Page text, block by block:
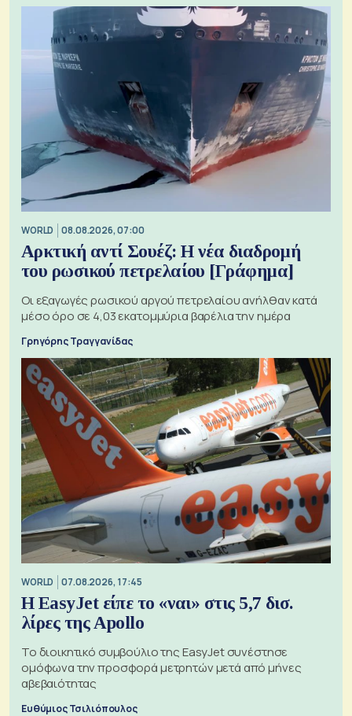
WORLD 08.08.2026, 07:00
Αρκτική αντί Σουέζ: Η νέα διαδρομή
του ρωσικού πετρελαίου [Γράφημα]
Οι εξαγωγές ρωσικού αργού πετρελαίου ανήλθαν κατά
μέσο όρο σε 4,03 εκατομμύρια βαρέλια την ημέρα
Γρηγόρης Τραγγανίδας
WORLD 07.08.2026, 17:45
Η EasyJet είπε το «ναι» στις 5,7 δισ.
λίρες της Apollo
Το διοικητικό συμβούλιο της EasyJet συνέστησε
ομόφωνα την προσφορά μετρητών μετά από μήνες
αβεβαιότητας
Ευθύμιος Τσιλιόπουλος